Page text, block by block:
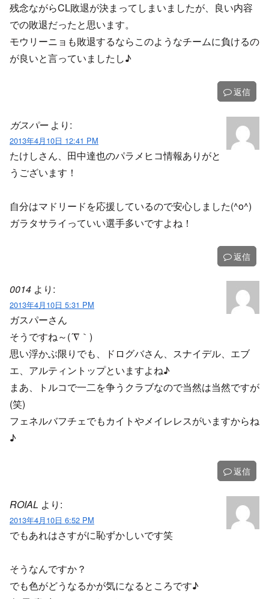
残念ながらCL敗退が決まってしまいましたが、良い内容
での敗退だったと思います。
モウリーニョも敗退するならこのようなチームに負けるの
が良いと言っていましたし♪
返信
ガスパー より:
2013年4月10日 12:41 PM
たけしさん、田中達也のパラメヒコ情報ありがと
うございます！
自分はマドリードを応援しているので安心しました(^o^)
ガラタサライっていい選手多いですよね！
返信
0014 より:
2013年4月10日 5:31 PM
ガスパーさん
そうですね～(´∇｀)
思い浮かぶ限りでも、ドログバさん、スナイデル、エブ
エ、アルティントップといますよね♪
まあ、トルコで一二を争うクラブなので当然は当然ですが
(笑)
フェネルバフチェでもカイトやメイレレスがいますからね
♪
返信
ROIAL より:
2013年4月10日 6:52 PM
でもあれはさすがに恥ずかしいです笑
そうなんですか？
でも色がどうなるかが気になるところです♪